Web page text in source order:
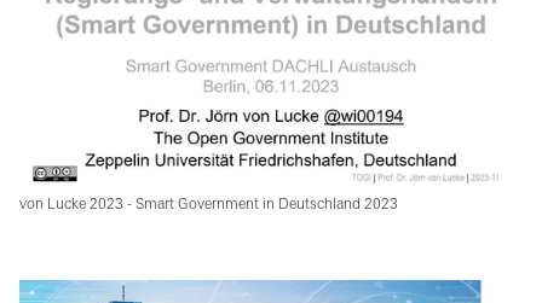
von Lucke 2023 - Smart Government in Deutschland 2023